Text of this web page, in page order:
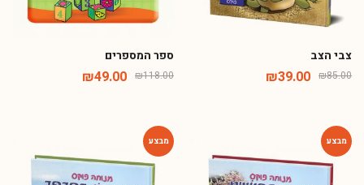
צבי הצב
₪85.00
₪39.00
ספר המספרים
₪118.00
₪49.00